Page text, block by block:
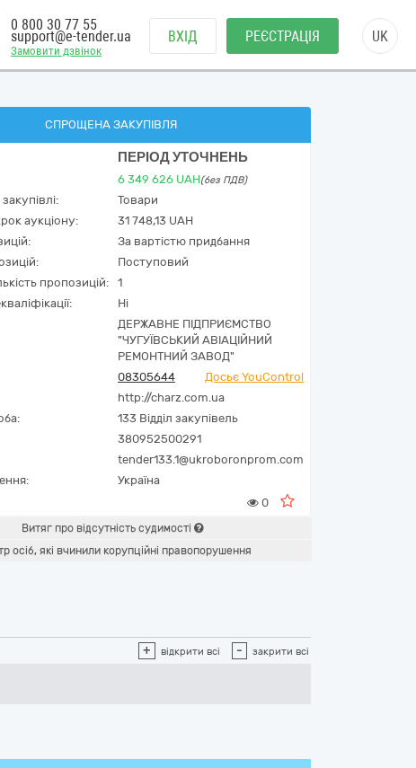
Замовити дзвінок
0 800 30 77 55
support@e-tender.ua ВХІД РЕЄСТРАЦІЯ UK
СПРОЩЕНА ЗАКУПІВЛЯ
ПЕРІОД УТОЧНЕНЬ
6 349 626 UAH(без ПДВ)
Товари
аукціону:
31 748,13 UAH
За вартістю придбання
Поступовий
пропозицій:
1
Ні
ДЕРЖАВНЕ ПІДПРИЄМСТВО
"ЧУГУЇВСЬКИЙ АВІАЦІЙНИЙ
РЕМОНТНИЙ ЗАВОД"
08305644
Досьє YouControl
http://charz.com.ua
133 Відділ закупівель
380952500291
tender133.1@ukroboronprom.com
Україна
0
Витяг про відсутність судимості
осіб, які вчинили корупційні правопорушення
+ відкрити всі - закрити всі